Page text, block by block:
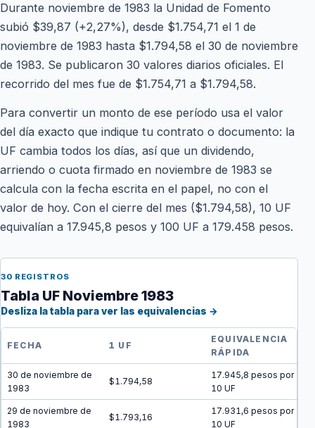
Durante noviembre de 1983 la Unidad de Fomento
subió $39,87 (+2,27%), desde $1.754,71 el 1 de
noviembre de 1983 hasta $1.794,58 el 30 de noviembre
de 1983. Se publicaron 30 valores diarios oficiales. El
recorrido del mes fue de $1.754,71 a $1.794,58.
Para convertir un monto de ese período usa el valor
del día exacto que indique tu contrato o documento: la
UF cambia todos los días, así que un dividendo,
arriendo o cuota firmado en noviembre de 1983 se
calcula con la fecha escrita en el papel, no con el
valor de hoy. Con el cierre del mes ($1.794,58), 10 UF
equivalían a 17.945,8 pesos y 100 UF a 179.458 pesos.
30 REGISTROS
Tabla UF Noviembre 1983
Desliza la tabla para ver las equivalencias →
FECHA 1 UF
EQUIVALENCIA
RÁPIDA
30 de noviembre de
1983
$1.794,58
17.945,8 pesos por
10 UF
29 de noviembre de
1983
$1.793,16
17.931,6 pesos por
10 UF